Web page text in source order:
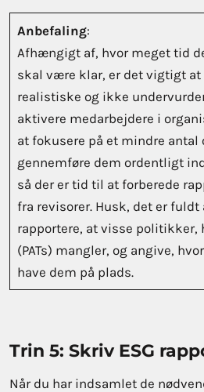
Anbefaling:
Afhængigt af, hvor meget tid
skal være klar, er det vigtigt
realistiske og ikke
aktivere medarbejdere i
at fokusere på et mindre antal
gennemføre dem ordentligt
så der er tid til at forberede
fra revisorer. Husk, det er
rapportere, at visse politikker,
(PATs) mangler, og angive,
have dem på plads.
Trin 5: Skriv ESG
Når du har indsamlet de